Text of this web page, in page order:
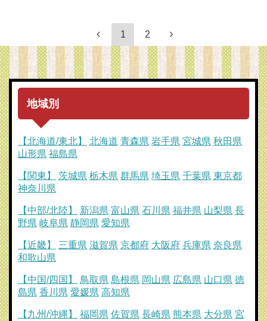
1 2
地域別
【北海道/東北】 北海道 青森県 岩手県 宮城県 秋田県
山形県 福島県
【関東】 茨城県 栃木県 群馬県 埼玉県 千葉県 東京都
神奈川県
【中部/北陸】 新潟県 富山県 石川県 福井県 山梨県 長
野県 岐阜県 静岡県 愛知県
【近畿】 三重県 滋賀県 京都府 大阪府 兵庫県 奈良県
和歌山県
【中国/四国】 鳥取県 島根県 岡山県 広島県 山口県 徳
島県 香川県 愛媛県 高知県
【九州/沖縄】 福岡県 佐賀県 長崎県 熊本県 大分県 宮